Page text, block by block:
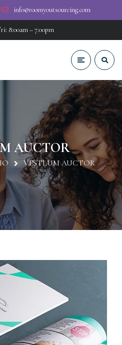
info@roomyoutsourcing.com
8:00am – 7:00pm
AUCTOR
VESTLUM AUCTOR